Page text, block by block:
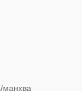
манхва